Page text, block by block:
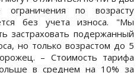
по возрасту
без учета износа. "Мы
застраховать подержанный
но только возрастом до 5
– Стоимость тарифа
в среднем на 10% за